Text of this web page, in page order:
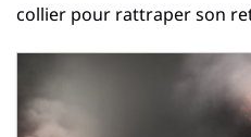
collier pour rattraper son